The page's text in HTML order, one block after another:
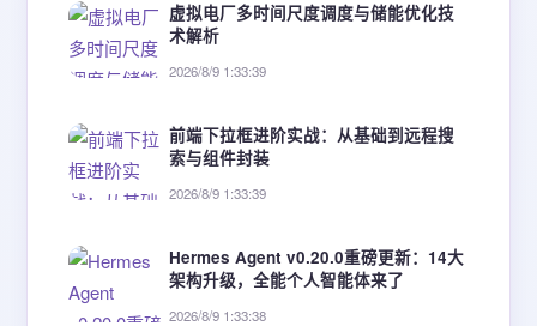
虚拟电厂多时间尺度调度与储能优化技
术解析
2026/8/9 1:33:39
前端下拉框进阶实战：从基础到远程搜
索与组件封装
2026/8/9 1:33:39
Hermes Agent v0.20.0重磅更新：14大
架构升级，全能个人智能体来了
2026/8/9 1:33:38